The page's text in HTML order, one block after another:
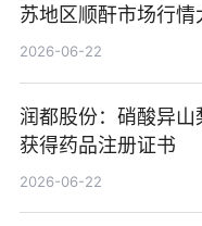
苏地区顺酐市场行情
2026-06-22
润都股份：硝酸异山
获得药品注册证书
2026-06-22